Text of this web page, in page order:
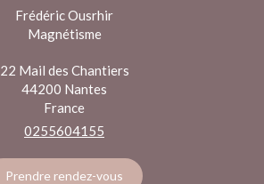
Frédéric Ousrhir
Magnétisme
22 Mail des Chantiers
44200 Nantes
France
0255604155
Prendre rendez-vous